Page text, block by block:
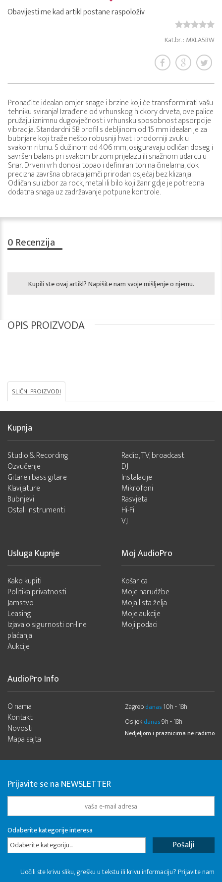
Obavijesti me kad artikl postane raspoloživ
Kat.br. : MXLA5BW
Pronađite idealan omjer snage i brzine koji će transformirati vašu
tehniku sviranja! Izrađene od vrhunskog hickory drveta, ove palice
pružaju iznimnu dugovječnost i vrhunsku sposobnost apsorpcije
vibracija. Standardni 5B profil s debljinom od 15 mm idealan je za
bubnjare koji traže nešto robusniji hvat i prodorniji zvuk u
svakom ritmu. S dužinom od 406 mm, osiguravaju odličan doseg i
savršen balans pri svakom brzom prijelazu ili snažnom udarcu u
Snar. Drveni vrh donosi topao i definiran ton na činelama, dok
precizna završna obrada jamči prirodan osjećaj bez klizanja.
Odličan su izbor za rock, metal ili bilo koji žanr gdje je potrebna
dodatna snaga uz zadržavanje potpune kontrole.
0 Recenzija
Kupili ste ovaj artikl? Napišite nam svoje mišljenje o njemu.
OPIS PROIZVODA
SLIČNI PROIZVODI
Kupnja
Studio & Recording
Ozvučenje
Gitare i bass gitare
Klavijature
Bubnjevi
Ostali instrumenti
Radio, TV, broadcast
DJ
Instalacije
Mikrofoni
Rasvjeta
Hi-Fi
VJ
Usluga Kupnje
Kako kupiti
Politika privatnosti
Jamstvo
Leasing
Izjava o sigurnosti on-line
plaćanja
Aukcije
Moj AudioPro
Košarica
Moje narudžbe
Moja lista želja
Moje aukcije
Moji podaci
AudioPro Info
O nama
Kontakt
Novosti
Mapa sajta
Zagreb danas 10h - 18h
Osijek danas9h - 18h
Nedjeljom i praznicima ne radimo
Prijavite se na NEWSLETTER
Odaberite kategorije interesa
Odaberite kategoriju...
Uočili ste krivu sliku, grešku u tekstu ili krivu informaciju? Prijavite nam